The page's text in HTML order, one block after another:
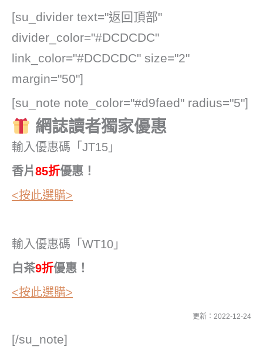
[su_divider text="返回頂部"
divider_color="#DCDCDC"
link_color="#DCDCDC" size="2"
margin="50"]
[su_note note_color="#d9faed" radius="5"]
網誌讀者獨家優惠
輸入優惠碼「JT15」
香片85折優惠！
<按此選購>
輸入優惠碼「WT10」
白茶9折優惠！
<按此選購>
更新：2022-12-24
[/su_note]